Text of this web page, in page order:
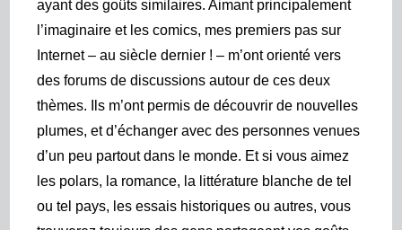
ayant des goûts similaires. Aimant principalement
l’imaginaire et les comics, mes premiers pas sur
Internet – au siècle dernier ! – m’ont orienté vers
des forums de discussions autour de ces deux
thèmes. Ils m’ont permis de découvrir de nouvelles
plumes, et d’échanger avec des personnes venues
d’un peu partout dans le monde. Et si vous aimez
les polars, la romance, la littérature blanche de tel
ou tel pays, les essais historiques ou autres, vous